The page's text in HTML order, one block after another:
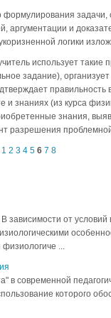
формулирования
аргументации и
логики
использует
задание),
правильность
знаниях (из курса
знания,
разрешения
1 2 3 4 5 6 7 8
от условий
физиологиче ...
в современной
которого